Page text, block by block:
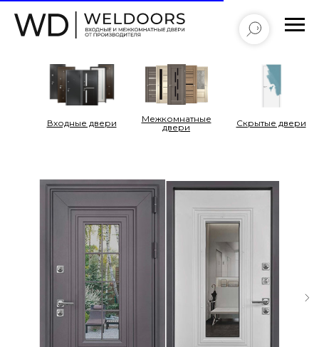
Cкрытые двери
Входные двери
Межкомнатные
двери